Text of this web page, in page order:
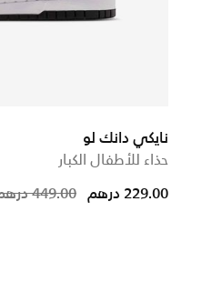
نايكي دانك لو
حذاء للأطفال الكبار
Price reduced from449.00 درهم to 229.00 درهم